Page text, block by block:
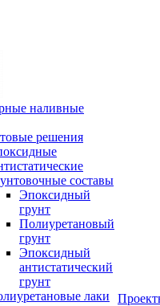
наливные
решения
составы
Эпоксидный
грунт
Полиуретановый
грунт
Эпоксидный
антистатический
грунт
лаки